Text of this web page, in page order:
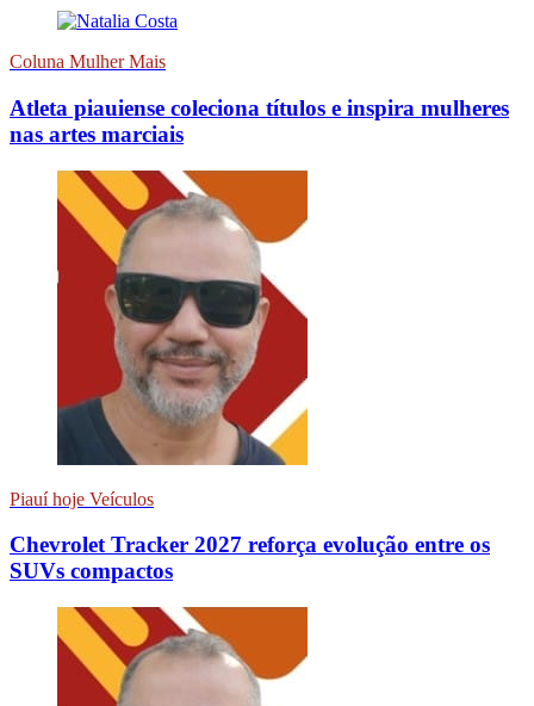
Coluna Mulher Mais
Atleta piauiense coleciona títulos e inspira mulheres
nas artes marciais
Piauí hoje Veículos
Chevrolet Tracker 2027 reforça evolução entre os
SUVs compactos